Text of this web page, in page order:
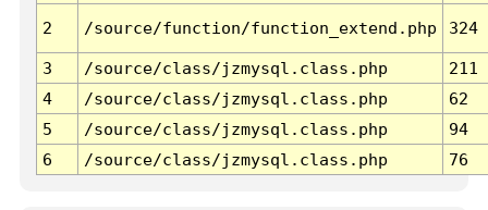
2 /source/function/function_extend.php 324
3 /source/class/jzmysql.class.php
211
4
/source/class/jzmysql.class.php
62
5
/source/class/jzmysql.class.php
94
6
/source/class/jzmysql.class.php 76